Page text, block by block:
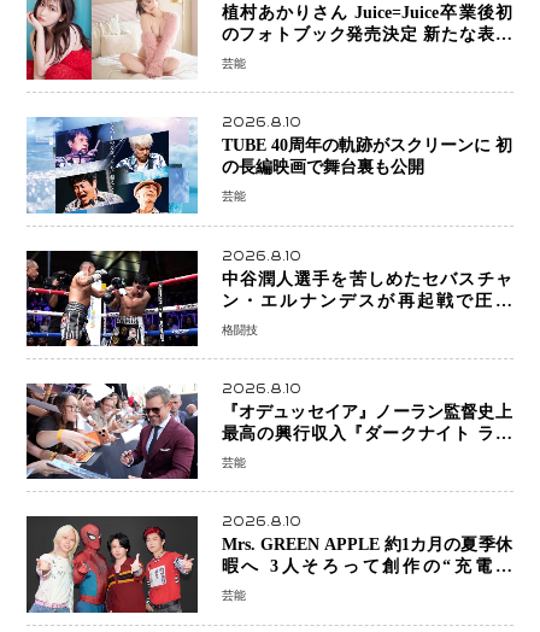
植村あかりさん Juice=Juice卒業後初
のフォトブック発売決定 新たな表現
者としての“今”を凝縮
芸能
2026.8.10
TUBE 40周年の軌跡がスクリーンに 初
の長編映画で舞台裏も公開
芸能
2026.8.10
中谷潤人選手を苦しめたセバスチャ
ン・エルナンデスが再起戦で圧巻
KO 2回で相手を沈める…次戦は亀田
格闘技
2026.8.10
『オデュッセイア』ノーラン監督史上
最高の興行収入『ダークナイト ライ
ジング』超え、世界で11億ドル突破
芸能
2026.8.10
Mrs. GREEN APPLE 約1カ月の夏季休
暇へ 3人そろって創作の“充電期
間”「自分らしいインプットを」
芸能